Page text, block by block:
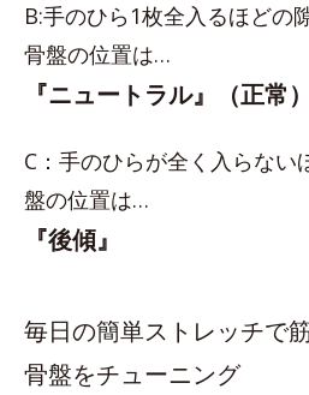
B:手のひら1枚全入るほどの
骨盤の位置は…
『ニュートラル』（正常）
C：手のひらが全く入らない
盤の位置は…
『後傾』
毎日の簡単ストレッチで
骨盤をチューニング